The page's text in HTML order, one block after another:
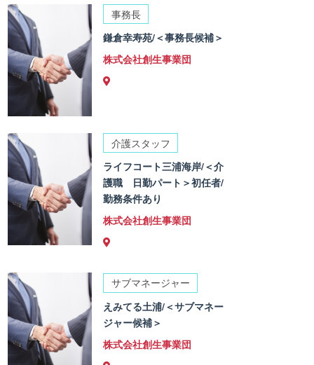
事務長
鎌倉幸寿苑/＜事務長候補＞
株式会社創生事業団
介護スタッフ
ライフコート三浦海岸/＜介
護職 日勤パート＞初任者/
勤務条件あり
株式会社創生事業団
サブマネージャー
えみてる土浦/＜サブマネー
ジャー候補＞
株式会社創生事業団